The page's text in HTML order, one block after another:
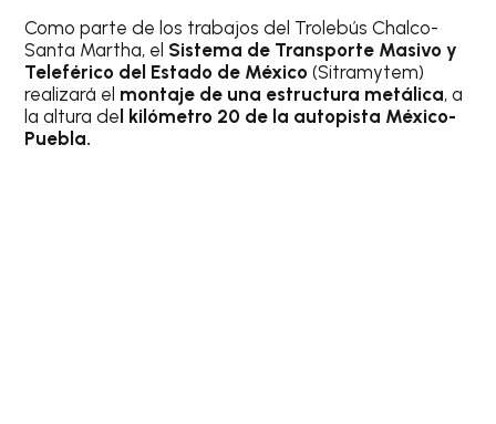
Como parte de los trabajos del Trolebús Chalco-
Santa Martha, el Sistema de Transporte Masivo y
Teleférico del Estado de México (Sitramytem)
realizará el montaje de una estructura metálica, a
la altura de l kilómetro 20 de la autopista México-
Puebla.